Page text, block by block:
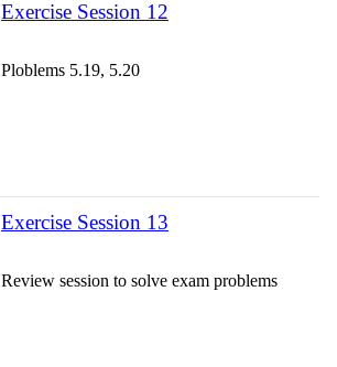
Exercise Session 12
Ploblems 5.19, 5.20
Exercise Session 13
Review session to solve exam problems